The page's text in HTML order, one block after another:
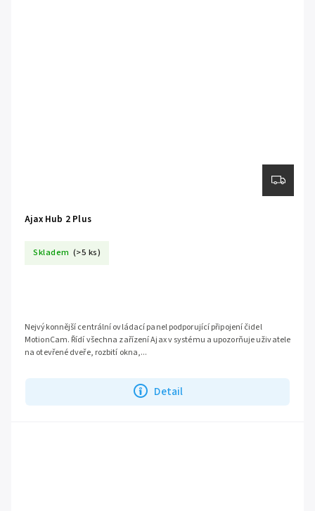
Ajax Hub 2 Plus
Skladem (>5 ks)
Detail
Nejvýkonnější centrální ovládací panel podporující připojení čidel
MotionCam. Řídí všechna zařízení Ajax v systému a upozorňuje uživatele
na otevřené dveře, rozbití okna,...